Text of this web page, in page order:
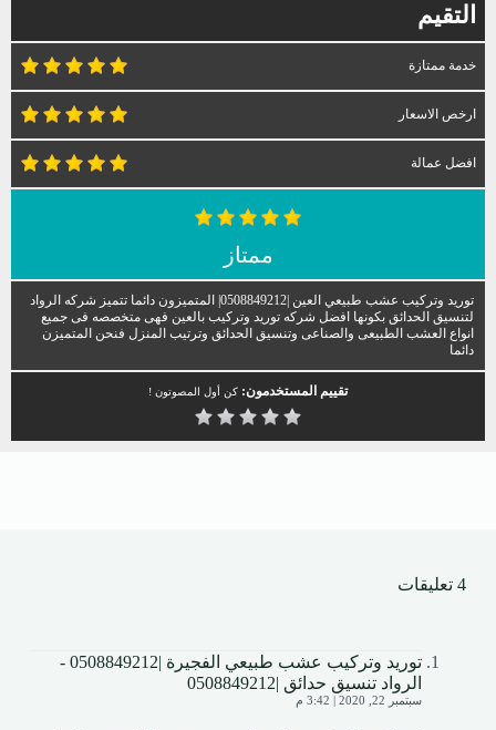
التقيم
خدمة ممتازة
ارخص الاسعار
افضل عمالة
ممتاز
توريد وتركيب عشب طبيعي العين |0508849212| المتميزون دائما تتميز شركه الرواد
لتنسيق الحدائق بكونها افضل شركه توريد وتركيب بالعين فهى متخصصه فى جميع
انواع العشب الطبيعى والصناعى وتنسيق الحدائق وترتيب المنزل فنحن المتميزن
دائما
تقييم المستخدمون: كن أول المصوتون !
4 تعليقات
توريد وتركيب عشب طبيعي الفجيرة |0508849212 -
الرواد تنسيق حدائق |0508849212
سبتمبر 22, 2020 | 3:42 م